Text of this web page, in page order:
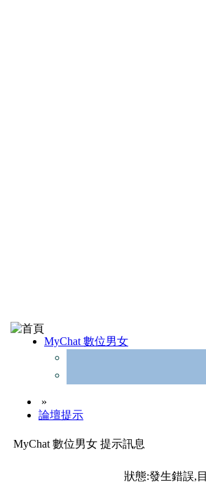
MyChat 數位男女
»
論壇提示
MyChat 數位男女 提示訊息
狀態:發生錯誤,